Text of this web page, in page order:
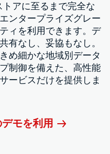
アに至るまで完全な
ンタープライズグレー
ィを利用できます。デ
有なし、妥協もなし。
め細かな地域別データ
制御を備えた、高性能
ービスだけを提供しま
モを利用